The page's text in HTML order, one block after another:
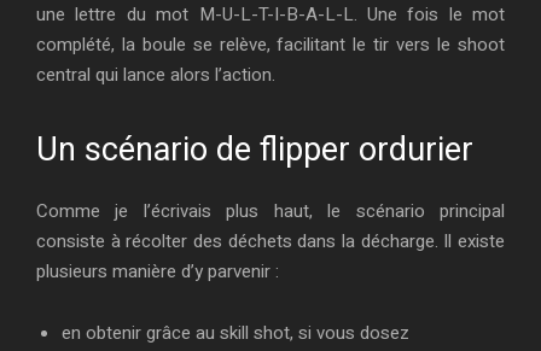
une lettre du mot M-U-L-T-I-B-A-L-L. Une fois le mot
complété, la boule se relève, facilitant le tir vers le shoot
central qui lance alors l’action.
Un scénario de flipper ordurier
Comme je l’écrivais plus haut, le scénario principal
consiste à récolter des déchets dans la décharge. Il existe
plusieurs manière d’y parvenir :
en obtenir grâce au skill shot, si vous dosez